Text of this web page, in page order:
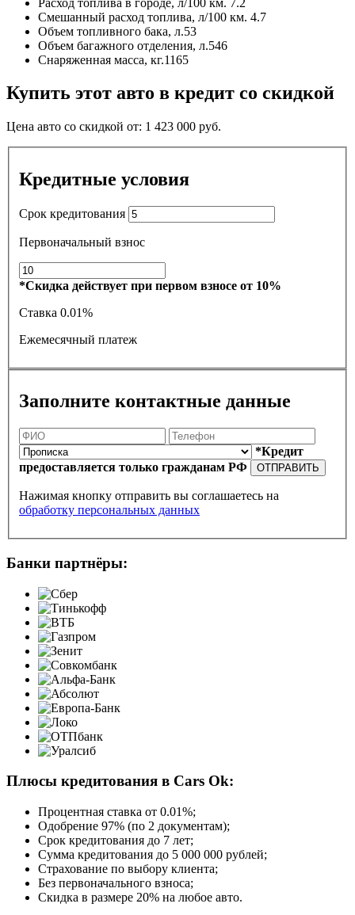
Смешанный расход топлива, л/100 км. 4.7
Объем топливного бака, л.53
Объем багажного отделения, л.546
Снаряженная масса, кг.1165
Купить этот авто в кредит со скидкой
Цена авто со скидкой от: 1 423 000 руб.
Кредитные условия
Срок кредитования
Первоначальный взнос
*Скидка действует при первом взносе от 10%
Ставка 0.01%
Ежемесячный платеж
Заполните контактные данные
*Кредит
предоставляется только гражданам РФ
ОТПРАВИТЬ
Нажимая кнопку отправить вы соглашаетесь на
обработку персональных данных
Банки партнёры:
Плюсы кредитования в Cars Ok:
Процентная ставка от 0.01%;
Одобрение 97% (по 2 документам);
Срок кредитования до 7 лет;
Сумма кредитования до 5 000 000 рублей;
Страхование по выбору клиента;
Без первоначального взноса;
Скидка в размере 20% на любое авто.